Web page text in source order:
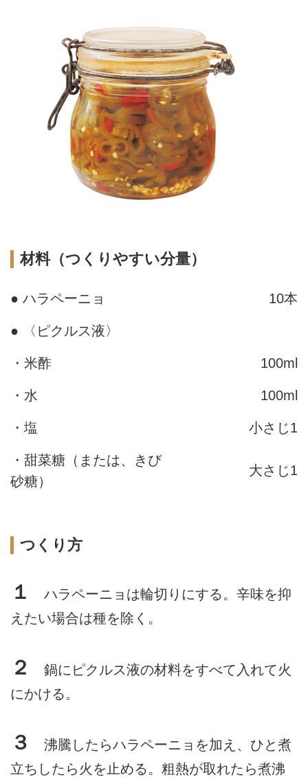
材料（つくりやすい分量）
● ハラペーニョ 10本
● 〈ピクルス液〉
・米酢 100ml
・水 100ml
・塩 小さじ1
・甜菜糖（または、きび
砂糖）
大さじ1
つくり方
１
ハラペーニョは輪切りにする。辛味を抑
えたい場合は種を除く。
２
鍋にピクルス液の材料をすべて入れて火
にかける。
３
沸騰したらハラペーニョを加え、ひと煮
立ちしたら火を止める。粗熱が取れたら煮沸